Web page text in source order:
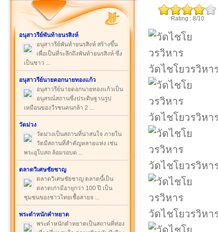
อนุสาวรีย์พันท้ายนรสิงห์
อนุสาวรีย์พันท้ายนรสิงห์ สร้างขึ้น
เพื่อเป็นที่ระลึกถึงพันท้ายนรสิงห์ ซึ่ง
เป็นชาว ...
อนุสาวรีย์นายดอกนายทองแก้ว
อนุสาวรีย์นายดอกนายทองแก้วเป็น
อนุสรณ์สถานซึ่งประดิษฐานรูป
เหมือนของวีรชนคนกล้า 2 ...
วัดม่วง
วัดม่วงเป็นสถานที่น่าสนใจ ภายใน
วัดมีสถานที่สำคัญหลายแห่ง เช่น
พระอุโบสถ ล้อมรอบด ...
ตลาดวิเศษชัยชาญ
ตลาดวิเศษชัยชาญ ตลาดนี้เป็น
ตลาดเก่ามีอายุกว่า 100 ปี เป็น
ชุมชนของชาวไทยเชื้อสายจ ...
พระตำหนักคำหยาด
พระตำหนักคำหยาดเป็นสถานที่ท่อง
Rating : 8/10
วัดไชโยวรวิหา
วัดไชโยวรวิหา
วัดไชโยวรวิหา
วัดไชโยวรวิหา